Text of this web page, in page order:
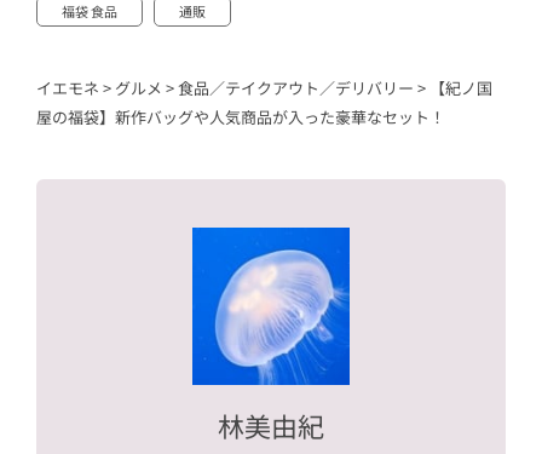
福袋 食品 通販
イエモネ > グルメ >食品／テイクアウト／デリバリー > 【紀ノ国
屋の福袋】新作バッグや人気商品が入った豪華なセット！
林美由紀